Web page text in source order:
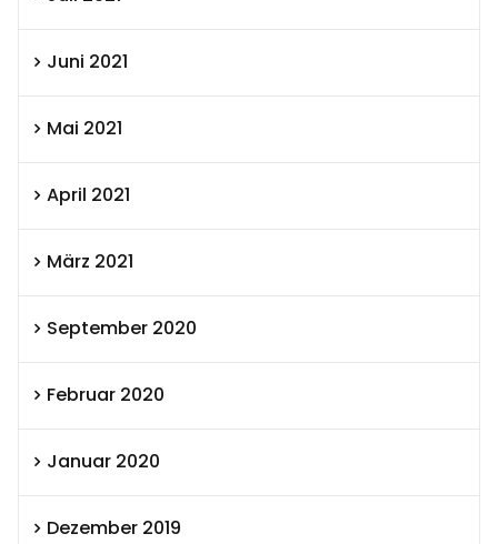
Juni 2021
Mai 2021
April 2021
März 2021
September 2020
Februar 2020
Januar 2020
Dezember 2019